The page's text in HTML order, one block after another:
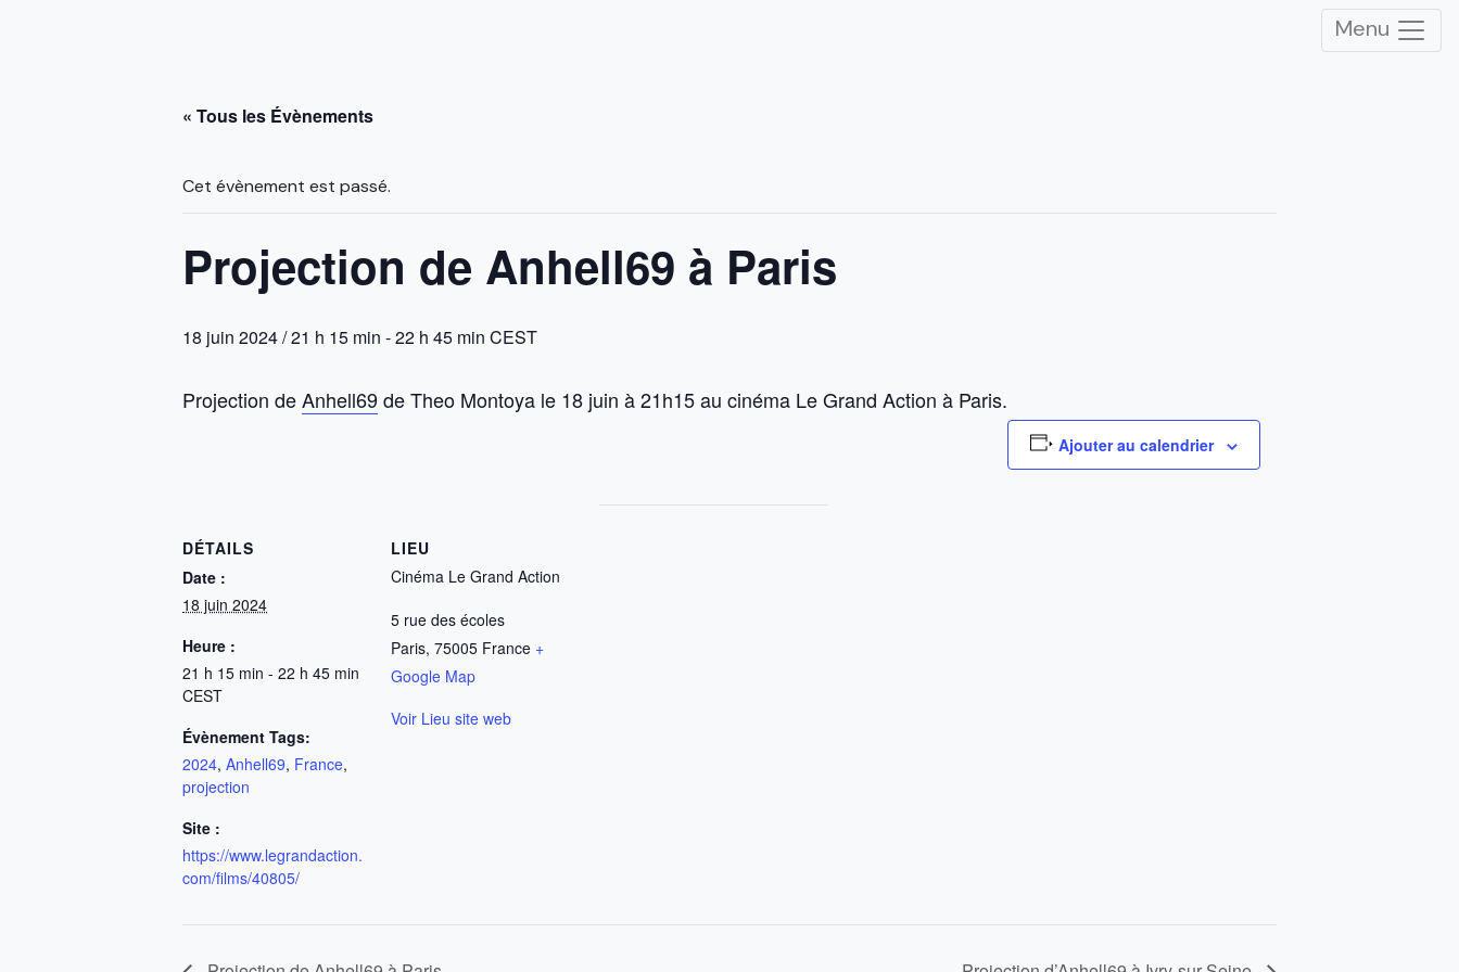
Menu
« Tous les Évènements
Cet évènement est passé.
Projection de Anhell69 à Paris
18 juin 2024 / 21 h 15 min -22 h 45 min CEST
Projection deAnhell69de Theo Montoya le 18 juin à 21h15 au cinéma Le Grand Action à Paris.
Ajouter au calendrier
DÉTAILS
Date :
18 juin 2024
Heure :
21 h 15 min - 22 h 45 min
CEST
Évènement Tags:
2024, Anhell69, France,
projection
Site :
https://www.legrandaction.
com/films/40805/
LIEU
Cinéma Le Grand Action
5 rue des écoles
Paris, 75005 France +
Google Map
Voir Lieu site web